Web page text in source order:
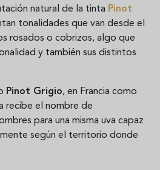
natural de la tinta Pinot
tonalidades que van desde el
rosados o cobrizos, algo que
y también sus distintos
Pinot Grigio, en Francia como
recibe el nombre de
para una misma uva capaz
según el territorio donde